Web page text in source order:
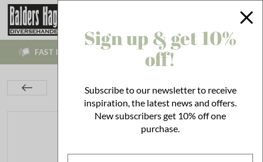
FAST DELIVERIES BETWEEN 1-4 WORKING DAYS!
Glass Jug Tyra Green
Sign up & get 10%
off!
Subscribe to our newsletter to receive
inspiration, the latest news and offers.
New subscribers get 10% off one
purchase.